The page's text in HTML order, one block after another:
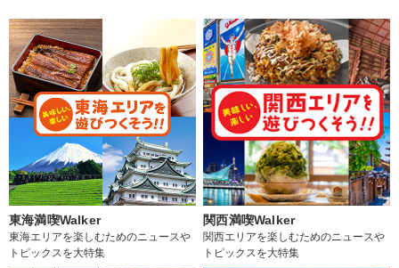
東海満喫Walker
東海エリアを楽しむためのニュースや
トピックスを大特集
関西満喫Walker
関西エリアを楽しむためのニュースや
トピックスを大特集